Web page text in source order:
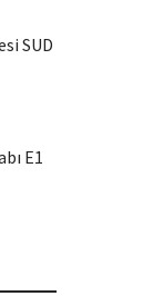
SUD
E1